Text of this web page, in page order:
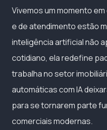
Vivemos um momento
e de atendimento estão
inteligência artificial não
cotidiano, ela redefine
trabalha no setor
automáticas com IA
para se tornarem parte
comerciais modernas.